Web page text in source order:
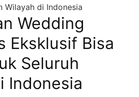
Wilayah di Indonesia
Wedding
Eksklusif Bisa
Seluruh
Indonesia